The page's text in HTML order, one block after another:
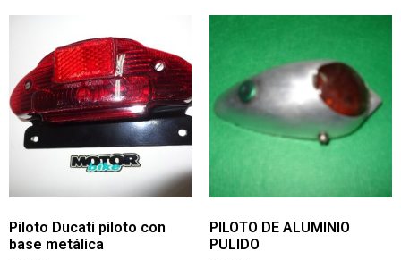
Piloto Ducati piloto con
base metálica
PILOTO DE ALUMINIO
PULIDO